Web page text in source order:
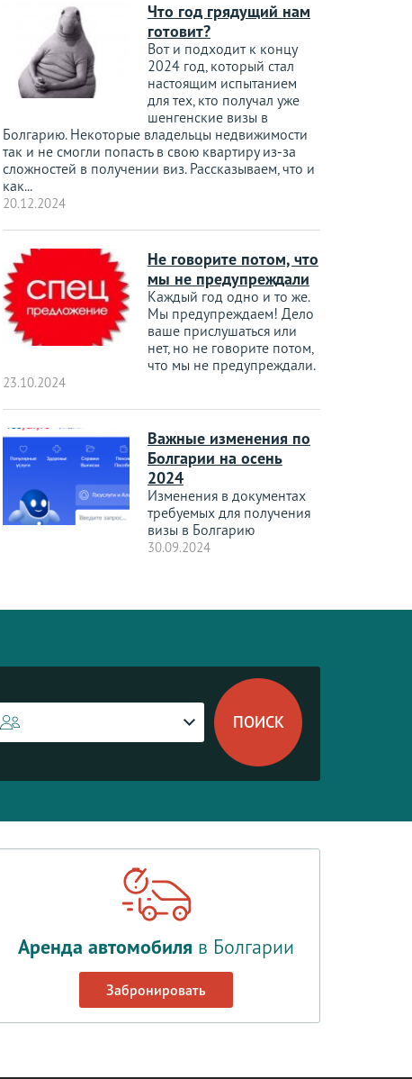
Что год грядущий нам
готовит?
Вот и подходит к концу
2024 год, который стал
настоящим испытанием
для тех, кто получал уже
шенгенские визы в
Болгарию. Некоторые владельцы недвижимости
так и не смогли попасть в свою квартиру из-за
сложностей в получении виз. Рассказываем, что и
как...
20.12.2024
Не говорите потом, что
мы не предупреждали
Каждый год одно и то же.
Мы предупреждаем! Дело
ваше прислушаться или
нет, но не говорите потом,
что мы не предупреждали.
23.10.2024
Важные изменения по
Болгарии на осень
2024
Изменения в документах
требуемых для получения
визы в Болгарию
30.09.2024
Аренда автомобиля в Болгарии
Забронировать